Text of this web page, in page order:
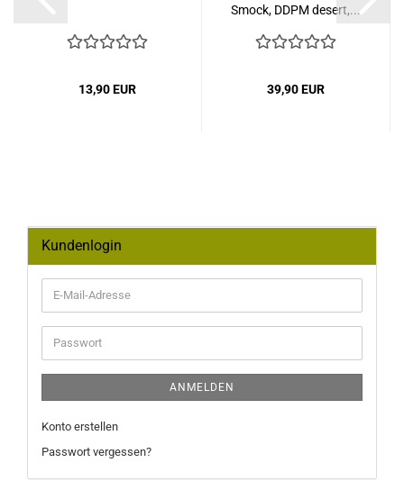
13,90 EUR
Smock, DDPM desert,...
39,90 EUR
Kundenlogin
E-
Mail-
Adresse
Passwort
ANMELDEN
Konto erstellen
Passwort vergessen?